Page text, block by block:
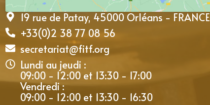
19 rue de Patay, 45000 Orléans - FRANCE
+33(0)2 38 77 08 56
secretariat@fitf.org
Lundi au jeudi :
09:00 - 12:00 et 13:30 - 17:00
Vendredi :
09:00 - 12:00 et 13:30 - 16:30